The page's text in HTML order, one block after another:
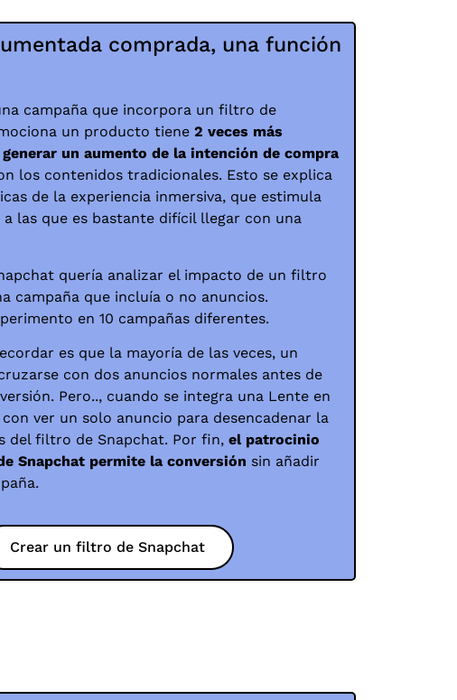
comprada, una función
campaña que incorpora un filtro de
un producto tiene 2 veces más
un aumento de la intención de compra
los contenidos tradicionales. Esto se explica
de la experiencia inmersiva, que estimula
las que es bastante difícil llegar con una
quería analizar el impacto de un filtro
campaña que incluía o no anuncios.
en 10 campañas diferentes.
es que la mayoría de las veces, un
con dos anuncios normales antes de
Pero.., cuando se integra una Lente en
ver un solo anuncio para desencadenar la
del filtro de Snapchat. Por fin, el patrocinio
Snapchat permite la conversión sin añadir
Crear un filtro de Snapchat